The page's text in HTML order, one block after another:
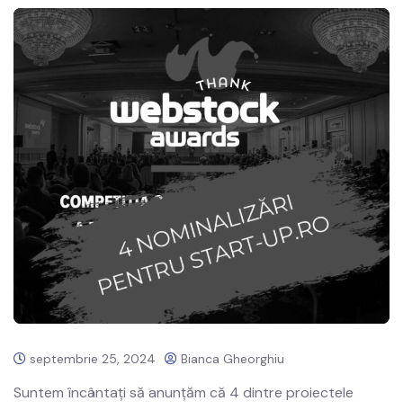
septembrie 25, 2024 Bianca Gheorghiu
Suntem încântați să anunțăm că 4 dintre proiectele